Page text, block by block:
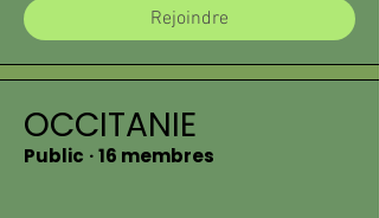
Rejoindre
OCCITANIE
Public ·16 membres